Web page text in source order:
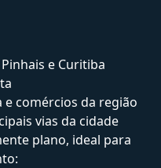
e Curitiba
comércios da região
vias da cidade
plano, ideal para